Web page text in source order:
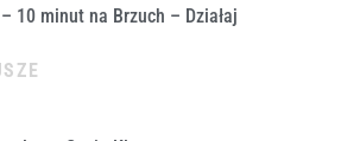
10 minut na Brzuch – Działaj